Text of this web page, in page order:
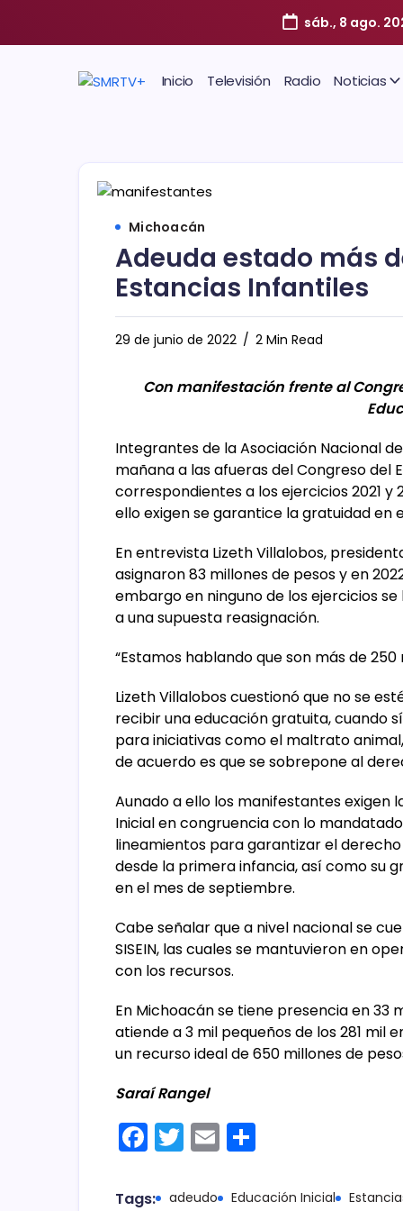
sáb., 8 ago.
Inicio Televisión Radio Noticias
Michoacán
Adeuda estado más
Estancias Infantiles
29 de junio de 2022 2 Min Read
Con manifestación frente al
Integrantes de la Asociación Nacional
mañana a las afueras del Congreso del
correspondientes a los ejercicios 2021 y
ello exigen se garantice la gratuidad en
En entrevista Lizeth Villalobos,
asignaron 83 millones de pesos y en
embargo en ninguno de los ejercicios
a una supuesta reasignación.
“Estamos hablando que son más de
Lizeth Villalobos cuestionó que no se
recibir una educación gratuita, cuando
para iniciativas como el maltrato
de acuerdo es que se sobrepone al
Aunado a ello los manifestantes exigen
Inicial en congruencia con lo
lineamientos para garantizar el
desde la primera infancia, así como su
en el mes de septiembre.
Cabe señalar que a nivel nacional se
SISEIN, las cuales se mantuvieron en
con los recursos.
En Michoacán se tiene presencia en 33
atiende a 3 mil pequeños de los 281 mil
un recurso ideal de 650 millones de
Saraí Rangel
F
a
c
T
w
itt
E
m
ai m
Tags: adeudo Educación Inicial